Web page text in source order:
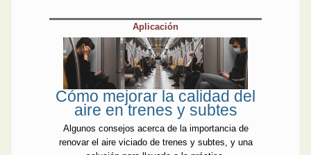
Aplicación
Cómo mejorar la calidad del
aire en trenes y subtes
Algunos consejos acerca de la importancia de
renovar el aire viciado de trenes y subtes, y una